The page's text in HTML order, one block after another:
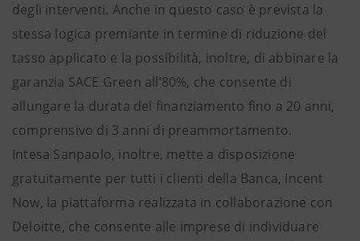
degli interventi. Anche in questo caso è prevista la
stessa logica premiante in termine di riduzione del
tasso applicato e la possibilità, inoltre, di abbinare la
garanzia SACE Green all’80%, che consente di
allungare la durata del finanziamento fino a 20 anni,
comprensivo di 3 anni di preammortamento.
Intesa Sanpaolo, inoltre, mette a disposizione
gratuitamente per tutti i clienti della Banca, Incent
Now, la piattaforma realizzata in collaborazione con
Deloitte, che consente alle imprese di individuare